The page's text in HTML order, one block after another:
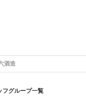
酒造
フグループ一覧